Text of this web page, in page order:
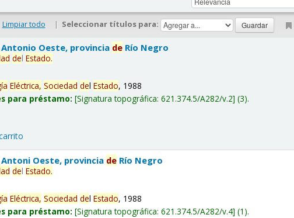
Limpiar todo | Seleccionar títulos para:
Oeste, provincia de Río Negro
delEstado.
Eléctrica, Sociedad delEstado, 1988
para préstamo: Signatura topográfica:621.374.5/A282/v.2 (3).
Oeste, provincia de Río Negro
delEstado.
Eléctrica, Sociedad delEstado, 1988
para préstamo: Signatura topográfica:621.374.5/A282/v.4 (1).